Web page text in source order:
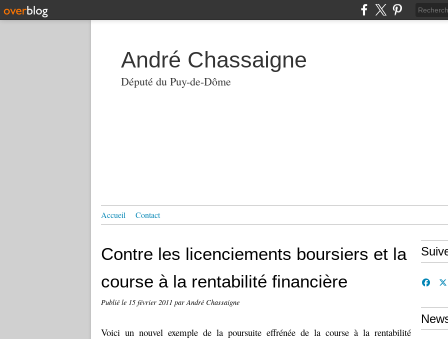
André Chassaigne
Député du Puy-de-Dôme
Accueil Contact
Contre les licenciements boursiers et la
course à la rentabilité financière
Publié le 15 février 2011 par André Chassaigne
Voici un nouvel exemple de la poursuite effrénée de la course à la rentabilité